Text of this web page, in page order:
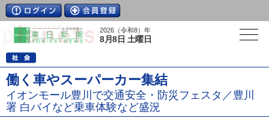
2026（令和8）年
8月8日 土曜日
働く車やスーパーカー集結
イオンモール豊川で交通安全・防災フェスタ／豊川
署 白バイなど乗車体験など盛況